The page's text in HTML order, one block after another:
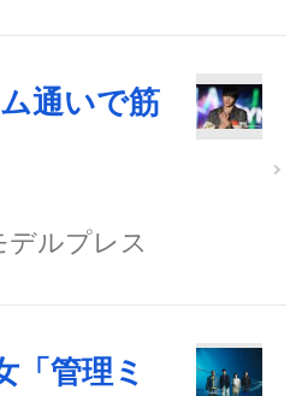
通いで筋
デルプレス
「管理ミ